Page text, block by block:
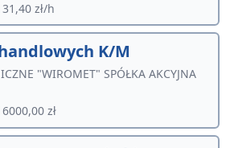
zł/h
K/M
"WIROMET" SPÓŁKA AKCYJNA
zł